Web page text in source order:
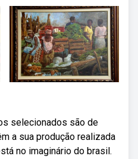
selecionados são de
a sua produção realizada
no imaginário do brasil.